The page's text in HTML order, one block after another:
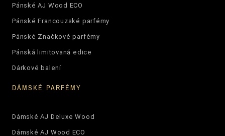
Pánské AJ Wood ECO
Pánské Francouzské parfémy
Pánské Značkové parfémy
Pánská limitovaná edice
Dárkové balení
DÁMSKÉ PARFÉMY
Dámské AJ Deluxe Wood
Dámské AJ Wood ECO